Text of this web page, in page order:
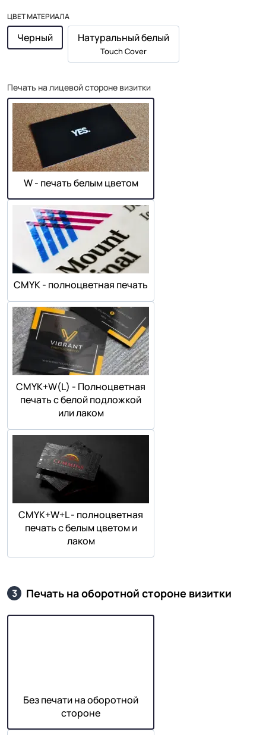
ЦВЕТ МАТЕРИАЛА
Черный Натуральный белый
Touch Cover
Печать на лицевой стороне визитки
W - печать белым цветом
СMYK - полноцветная печать
СMYK+W(L) - Полноцветная
печать с белой подложкой
или лаком
СMYK+W+L - полноцветная
печать с белым цветом и
лаком
3 Печать на оборотной стороне визитки
Без печати на оборотной
стороне